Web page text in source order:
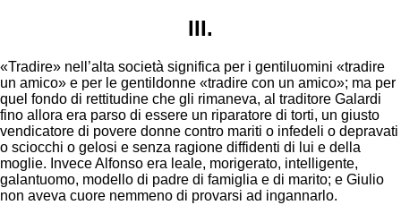
III.
«Tradire» nell’alta società significa per i gentiluomini «tradire
un amico» e per le gentildonne «tradire con un amico»; ma per
quel fondo di rettitudine che gli rimaneva, al traditore Galardi
fino allora era parso di essere un riparatore di torti, un giusto
vendicatore di povere donne contro mariti o infedeli o depravati
o sciocchi o gelosi e senza ragione diffidenti di lui e della
moglie. Invece Alfonso era leale, morigerato, intelligente,
galantuomo, modello di padre di famiglia e di marito; e Giulio
non aveva cuore nemmeno di provarsi ad ingannarlo.